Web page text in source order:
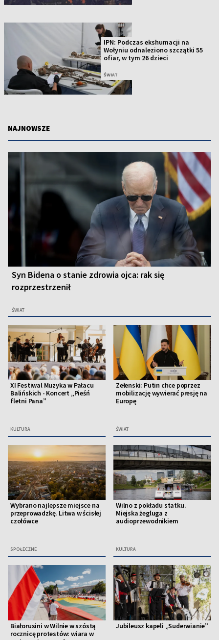
IPN: Podczas ekshumacji na
Wołyniu odnaleziono szczątki 55
ofiar, w tym 26 dzieci
ŚWIAT
NAJNOWSZE
Syn Bidena o stanie zdrowia ojca: rak się
rozprzestrzenił
ŚWIAT
XI Festiwal Muzyka w Pałacu
Balińskich - Koncert „Pieśń
fletni Pana”
KULTURA
Zełenski: Putin chce poprzez
mobilizację wywierać presję na
Europę
ŚWIAT
Wybrano najlepsze miejsce na
przeprowadzkę. Litwa w ścisłej
czołówce
SPOŁECZNE
Wilno z pokładu statku.
Miejska żegluga z
audioprzewodnikiem
KULTURA
Białorusini w Wilnie w szóstą
rocznicę protestów: wiara w
Jubileusz kapeli „Suderwianie”